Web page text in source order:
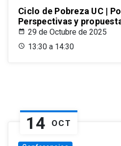
Ciclo de Pobreza UC |
Perspectivas y
29 de Octubre de 2025
13:30 a 14:30
14 OCT